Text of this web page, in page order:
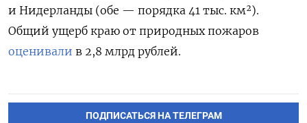
и Нидерланды (обе — порядка 41 тыс. км²).
Общий ущерб краю от природных пожаров
оценивали в 2,8 млрд рублей.
ПОДПИСАТЬСЯ НА ТЕЛЕГРАМ